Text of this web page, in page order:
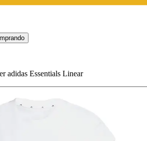
adidas Essentials Linear